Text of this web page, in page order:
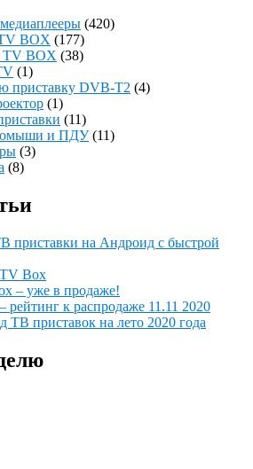
(420)
BOX (177)
TV BOX (38)
(1)
приставку DVB-T2 (4)
(1)
(11)
и ПДУ (11)
(3)
(8)
приставки на Андроид с быстрой
Box
– уже в продаже!
к распродаже 11.11 2020
ТВ приставок на лето 2020 года